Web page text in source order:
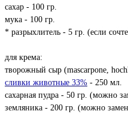
сахар - 100 гр.
мука - 100 гр.
* разрыхлитель - 5 гр. (если
для крема:
творожный сыр (mascarpone,
сливки животные 33% - 250 мл.
сахарная пудра - 50 гр. (можно
земляника - 200 гр. (можно